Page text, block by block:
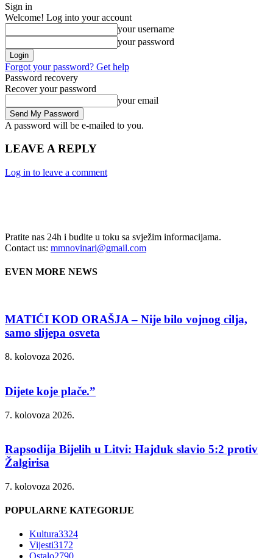
Sign in
Welcome! Log into your account
your username
your password
Forgot your password? Get help
Password recovery
Recover your password
your email
A password will be e-mailed to you.
LEAVE A REPLY
Log in to leave a comment
Pratite nas 24h i budite u toku sa svježim informacijama.
Contact us: mmnovinari@gmail.com
EVEN MORE NEWS
MATIĆI KOD ORAŠJA – Nije bilo vojnog cilja,
samo slijepa osveta
8. kolovoza 2026.
Dijete koje plače.”
7. kolovoza 2026.
Rapsodija Bijelih u Litvi: Hajduk slavio 5:2 protiv
Žalgirisa
7. kolovoza 2026.
POPULARNE KATEGORIJE
Kultura3324
Vijesti3172